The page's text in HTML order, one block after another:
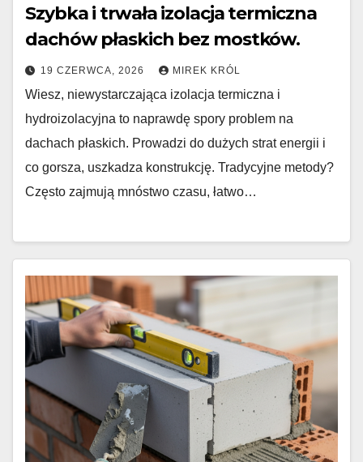
Szybka i trwała izolacja termiczna
dachów płaskich bez mostków.
19 CZERWCA, 2026 MIREK KRÓL
Wiesz, niewystarczająca izolacja termiczna i
hydroizolacyjna to naprawdę spory problem na
dachach płaskich. Prowadzi do dużych strat energii i
co gorsza, uszkadza konstrukcję. Tradycyjne metody?
Często zajmują mnóstwo czasu, łatwo…